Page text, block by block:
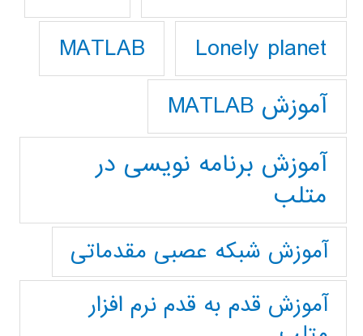
Lonely planet
MATLAB
آموزش MATLAB
آموزش برنامه نویسی در
متلب
آموزش شبکه عصبی مقدماتی
آموزش قدم به قدم نرم افزار